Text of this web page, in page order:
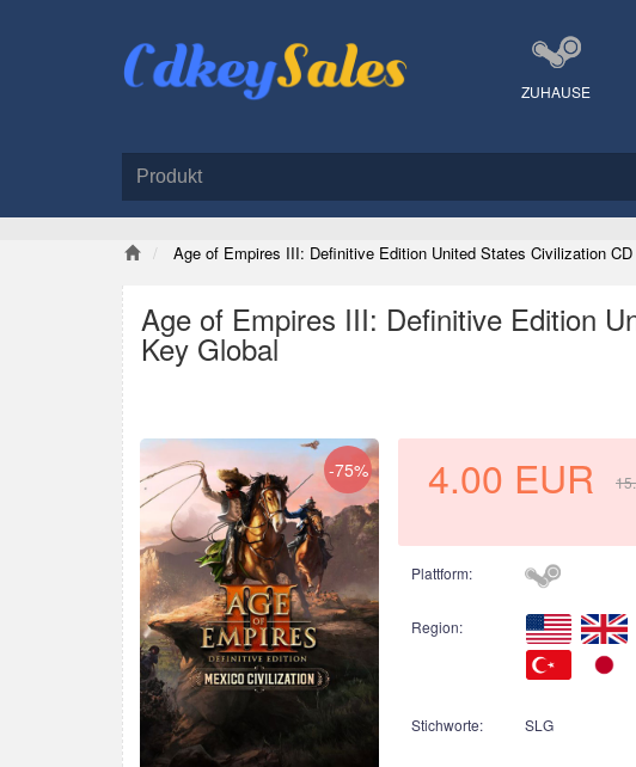
ZUHAUSE
Age of Empires III: Definitive Edition United States Civilization
Age of Empires III: Definitive Edition
Key Global
-75% 4.00 EUR
Plattform:
Region:
Stichworte: SLG